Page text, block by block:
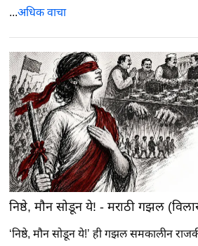
...अधिक वाचा
निष्ठे, मौन सोडून ये! - मराठी गझल
‘निष्ठे, मौन सोडून ये!’ ही गझल समकालीन